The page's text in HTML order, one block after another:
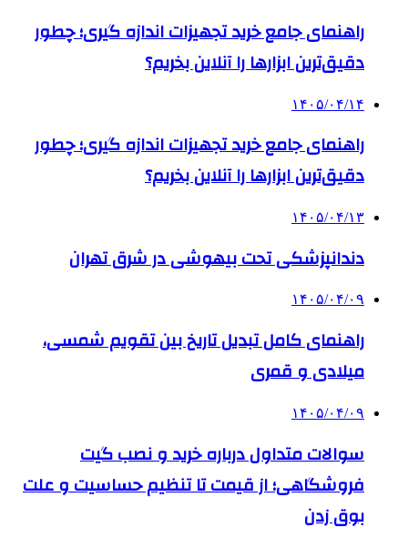
راهنمای جامع خرید تجهیزات اندازه گیری؛ چطور
دقیق‌ترین ابزارها را آنلاین بخریم؟
۱۴۰۵/۰۴/۱۴
راهنمای جامع خرید تجهیزات اندازه گیری؛ چطور
دقیق‌ترین ابزارها را آنلاین بخریم؟
۱۴۰۵/۰۴/۱۳
دندانپزشکی تحت بیهوشی در شرق تهران
۱۴۰۵/۰۴/۰۹
راهنمای کامل تبدیل تاریخ بین تقویم شمسی،
میلادی و قمری
۱۴۰۵/۰۴/۰۹
سوالات متداول درباره خرید و نصب گیت
فروشگاهی؛ از قیمت تا تنظیم حساسیت و علت
بوق زدن